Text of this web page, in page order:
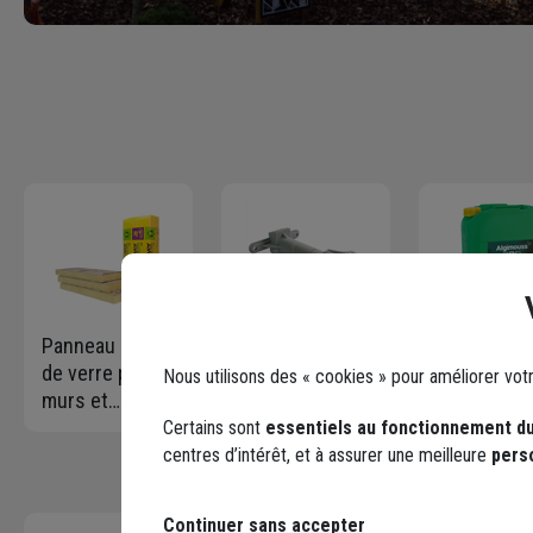
Panneau laine
de verre pour
murs et
32 revêtu kraft
intermédiaire
150 pour
contre-cloison
-
mur et
Nous utilisons des « cookies » pour améliorer
Certains sont essentiels au fonctionnement
centres d’intérêt, et à assurer une meilleure
Continuer sans accepter